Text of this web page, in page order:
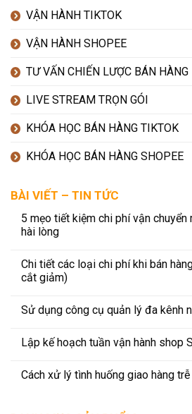
VẬN HÀNH TIKTOK
VẬN HÀNH SHOPEE
TƯ VẤN CHIẾN LƯỢC BÁN HÀNG
LIVE STREAM TRỌN GÓI
KHÓA HỌC BÁN HÀNG TIKTOK
KHÓA HỌC BÁN HÀNG SHOPEE
BÀI VIẾT – TIN TỨC
5 mẹo tiết kiệm chi phí vận chuyển
hài lòng
Chi tiết các loại chi phí khi bán
cắt giảm)
Sử dụng công cụ quản lý đa kênh
Lập kế hoạch tuần vận hành shop
Cách xử lý tình huống giao hàng